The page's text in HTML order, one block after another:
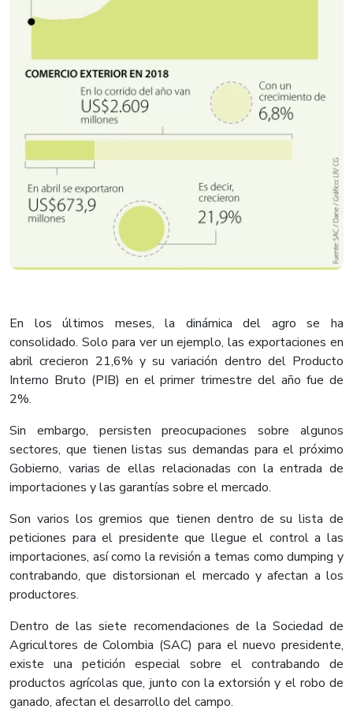
En los últimos meses, la dinámica del agro se ha
consolidado. Solo para ver un ejemplo, las exportaciones en
abril crecieron 21,6% y su variación dentro del Producto
Interno Bruto (PIB) en el primer trimestre del año fue de
2%.
Sin embargo, persisten preocupaciones sobre algunos
sectores, que tienen listas sus demandas para el próximo
Gobierno, varias de ellas relacionadas con la entrada de
importaciones y las garantías sobre el mercado.
Son varios los gremios que tienen dentro de su lista de
peticiones para el presidente que llegue el control a las
importaciones, así como la revisión a temas como dumping y
contrabando, que distorsionan el mercado y afectan a los
productores.
Dentro de las siete recomendaciones de la Sociedad de
Agricultores de Colombia (SAC) para el nuevo presidente,
existe una petición especial sobre el contrabando de
productos agrícolas que, junto con la extorsión y el robo de
ganado, afectan el desarrollo del campo.